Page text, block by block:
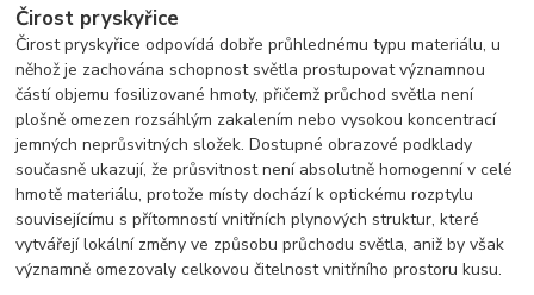
Čirost pryskyřice
Čirost pryskyřice odpovídá dobře průhlednému typu materiálu, u
něhož je zachována schopnost světla prostupovat významnou
částí objemu fosilizované hmoty, přičemž průchod světla není
plošně omezen rozsáhlým zakalením nebo vysokou koncentrací
jemných neprůsvitných složek. Dostupné obrazové podklady
současně ukazují, že průsvitnost není absolutně homogenní v celé
hmotě materiálu, protože místy dochází k optickému rozptylu
souvisejícímu s přítomností vnitřních plynových struktur, které
vytvářejí lokální změny ve způsobu průchodu světla, aniž by však
významně omezovaly celkovou čitelnost vnitřního prostoru kusu.